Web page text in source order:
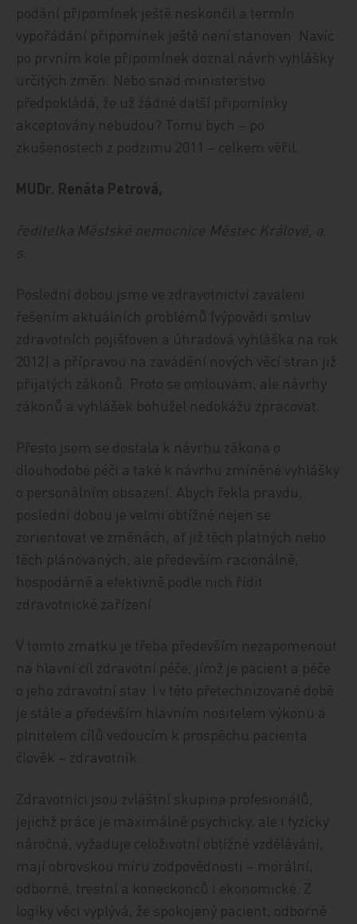
podání připomínek ještě neskončil a termín
vypořádání připomínek ještě není stanoven. Navíc
po prvním kole připomínek doznal návrh vyhlášky
určitých změn. Nebo snad ministerstvo
předpokládá, že už žádné další připomínky
akceptovány nebudou? Tomu bych – po
zkušenostech z podzimu 2011 – celkem věřil.
MUDr. Renáta Petrová,
ředitelka Městské nemocnice Městec Králové, a.
s.
Poslední dobou jsme ve zdravotnictví zavaleni
řešením aktuálních problémů (výpovědi smluv
zdravotních pojišťoven a úhradová vyhláška na rok
2012) a přípravou na zavádění nových věcí stran již
přijatých zákonů. Proto se omlouvám, ale návrhy
zákonů a vyhlášek bohužel nedokážu zpracovat.
Přesto jsem se dostala k návrhu zákona o
dlouhodobé péči a také k návrhu zmíněné vyhlášky
o personálním obsazení. Abych řekla pravdu,
poslední dobou je velmi obtížné nejen se
zorientovat ve změnách, ať již těch platných nebo
těch plánovaných, ale především racionálně,
hospodárně a efektivně podle nich řídit
zdravotnické zařízení.
V tomto zmatku je třeba především nezapomenout
na hlavní cíl zdravotní péče, jímž je pacient a péče
o jeho zdravotní stav. I v této přetechnizované době
je stále a především hlavním nositelem výkonu a
plnitelem cílů vedoucím k prospěchu pacienta
člověk – zdravotník.
Zdravotníci jsou zvláštní skupina profesionálů,
jejichž práce je maximálně psychicky, ale i fyzicky
náročná, vyžaduje celoživotní obtížné vzdělávání,
mají obrovskou míru zodpovědnosti – morální,
odborné, trestní a koneckonců i ekonomické. Z
logiky věci vyplývá, že spokojený pacient, odborně